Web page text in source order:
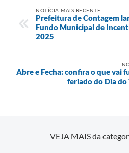
NOTÍCIA MAIS RECENTE
Prefeitura de Contagem
Fundo Municipal de
2025
Abre e Fecha: confira o que vai
feriado do Dia do
VEJA MAIS da